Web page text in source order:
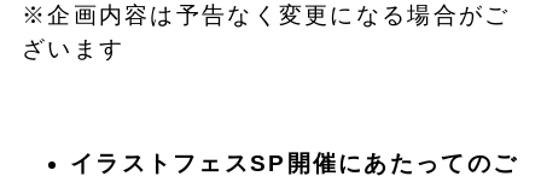
※企画内容は予告なく変更になる場合がご
ざいます
イラストフェスSP開催にあたってのご